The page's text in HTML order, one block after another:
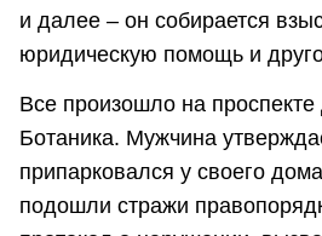
и далее – он собирается
юридическую помощь и
Все произошло на проспекте
Ботаника. Мужчина
припарковался у своего
подошли стражи